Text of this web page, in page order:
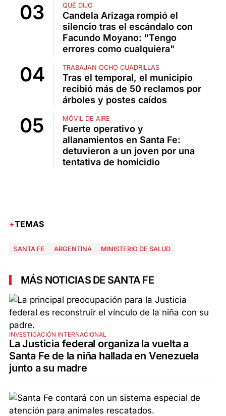
QUÉ DIJO
Candela Arizaga rompió el
silencio tras el escándalo con
Facundo Moyano: "Tengo
errores como cualquiera"
TRABAJAN OCHO CUADRILLAS
Tras el temporal, el municipio
recibió más de 50 reclamos por
árboles y postes caídos
MÓVIL DE AIRE
Fuerte operativo y
allanamientos en Santa Fe:
detuvieron a un joven por una
tentativa de homicidio
TEMAS
SANTA FE ARGENTINA MINISTERIO DE SALUD
MÁS NOTICIAS DE SANTA FE
INVESTIGACIÓN INTERNACIONAL
La Justicia federal organiza la vuelta a
Santa Fe de la niña hallada en Venezuela
junto a su madre